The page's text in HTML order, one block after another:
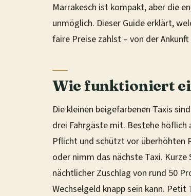
Marrakesch ist kompakt, aber die
unmöglich. Dieser Guide erklärt,
faire Preise zahlst – von der
Wie funktioniert
Die kleinen beigefarbenen Taxis
drei Fahrgäste mit. Bestehe
Pflicht und schützt vor überhöhten
oder nimm das nächste Taxi.
nächtlicher Zuschlag von rund 50
Wechselgeld knapp sein kann.